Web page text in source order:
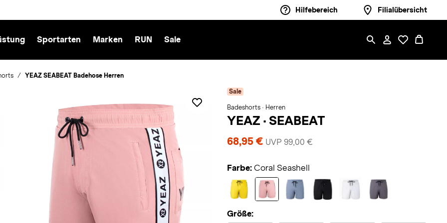
Hilfebereich Filialübersicht
Sportarten Marken RUN Sale
YEAZ SEABEAT Badehose Herren
Sale
Badeshorts · Herren
YEAZ · SEABEAT
68,95 € UVP 99,00 €
Farbe: Coral Seashell
Größe: